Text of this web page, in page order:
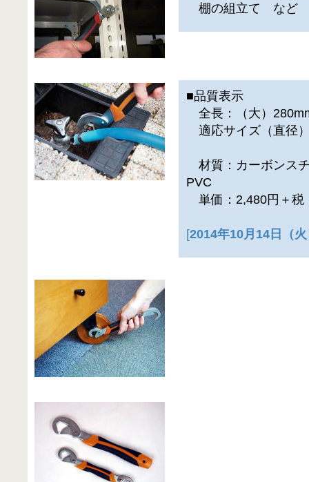
棚の組立て など
■品質表示
全長：（大）
適応サイズ（直径
材質：カーボンス
PVC
単価：2,480円＋税
[2014年10月14日（